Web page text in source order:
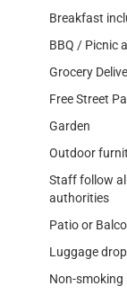
Breakfast
BBQ / Picnic
Grocery
Free Street
Garden
Outdoor
Staff follow
authorities
Patio or
Luggage
Non-smoking